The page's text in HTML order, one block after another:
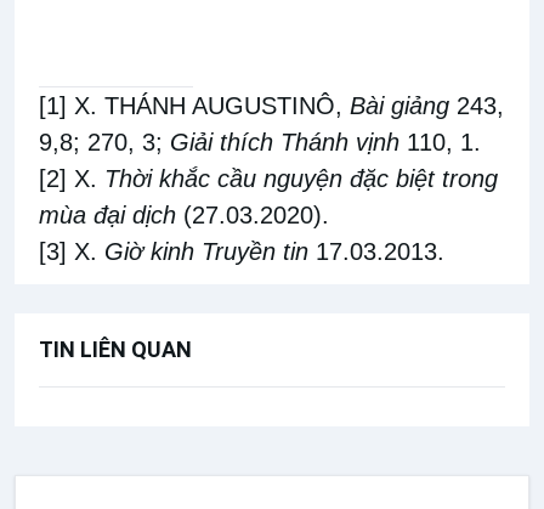
[1] X. THÁNH AUGUSTINÔ, Bài giảng 243,
9,8; 270, 3; Giải thích Thánh vịnh 110, 1.
[2] X. Thời khắc cầu nguyện đặc biệt trong
mùa đại dịch (27.03.2020).
[3] X. Giờ kinh Truyền tin 17.03.2013.
TIN LIÊN QUAN